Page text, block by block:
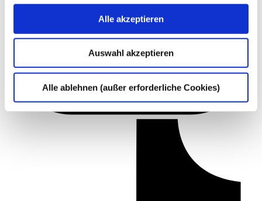
Alle akzeptieren
Auswahl akzeptieren
Alle ablehnen (außer erforderliche Cookies)